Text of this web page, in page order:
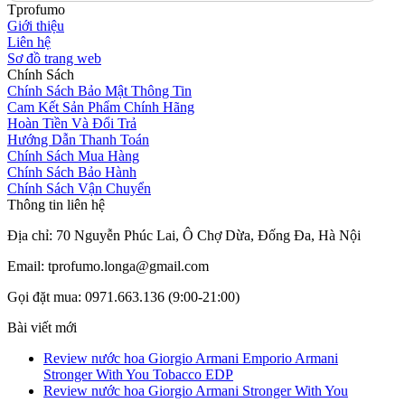
Tprofumo
Giới thiệu
Liên hệ
Sơ đồ trang web
Chính Sách
Chính Sách Bảo Mật Thông Tin
Cam Kết Sản Phẩm Chính Hãng
Hoàn Tiền Và Đổi Trả
Hướng Dẫn Thanh Toán
Chính Sách Mua Hàng
Chính Sách Bảo Hành
Chính Sách Vận Chuyển
Thông tin liên hệ
Địa chỉ: 70 Nguyễn Phúc Lai, Ô Chợ Dừa, Đống Đa, Hà Nội
Email: tprofumo.longa@gmail.com
Gọi đặt mua: 0971.663.136 (9:00-21:00)
Bài viết mới
Review nước hoa Giorgio Armani Emporio Armani
Stronger With You Tobacco EDP
Review nước hoa Giorgio Armani Stronger With You